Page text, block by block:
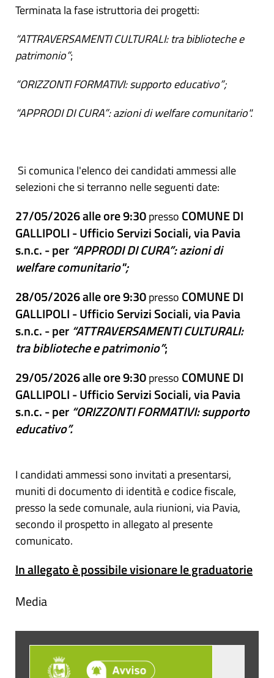
Terminata la fase istruttoria dei progetti:
“ATTRAVERSAMENTI CULTURALI: tra biblioteche e
patrimonio”;
“ORIZZONTI FORMATIVI: supporto educativo”;
“APPRODI DI CURA”: azioni di welfare comunitario".
Si comunica l'elenco dei candidati ammessi alle
selezioni che si terranno nelle seguenti date:
27/05/2026 alle ore9:30presso COMUNE DI
GALLIPOLI - Ufficio Servizi Sociali, via Pavia
s.n.c. - per “APPRODI DI CURA”: azioni di
welfare comunitario";
28/05/2026 alle ore 9:30presso COMUNE DI
GALLIPOLI - Ufficio Servizi Sociali, via Pavia
s.n.c. - per “ATTRAVERSAMENTI CULTURALI:
tra biblioteche e patrimonio”;
29/05/2026alle ore 9:30presso COMUNE DI
GALLIPOLI - Ufficio Servizi Sociali, via Pavia
s.n.c. - per “ORIZZONTI FORMATIVI: supporto
educativo”.
I candidati ammessi sono invitati a presentarsi,
muniti di documento di identità e codice fiscale,
presso la sede comunale, aula riunioni, via Pavia,
secondo il prospetto in allegato al presente
comunicato.
In allegato è possibile visionare le graduatorie
Media